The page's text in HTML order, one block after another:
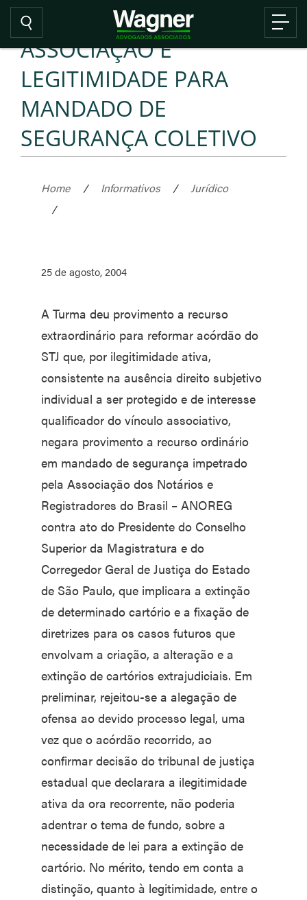
ASSOCIAÇÃO E
LEGITIMIDADE PARA
MANDADO DE
SEGURANÇA COLETIVO
Home / Informativos /
Jurídico
/
25 de agosto, 2004
A Turma deu provimento a recurso
extraordinário para reformar acórdão do
STJ que, por ilegitimidade ativa,
consistente na ausência direito subjetivo
individual a ser protegido e de interesse
qualificador do vínculo associativo,
negara provimento a recurso ordinário
em mandado de segurança impetrado
pela Associação dos Notários e
Registradores do Brasil – ANOREG
contra ato do Presidente do Conselho
Superior da Magistratura e do
Corregedor Geral de Justiça do Estado
de São Paulo, que implicara a extinção
de determinado cartório e a fixação de
diretrizes para os casos futuros que
envolvam a criação, a alteração e a
extinção de cartórios extrajudiciais. Em
preliminar, rejeitou-se a alegação de
ofensa ao devido processo legal, uma
vez que o acórdão recorrido, ao
confirmar decisão do tribunal de justiça
estadual que declarara a ilegitimidade
ativa da ora recorrente, não poderia
adentrar o tema de fundo, sobre a
necessidade de lei para a extinção de
cartório. No mérito, tendo em conta a
distinção, quanto à legitimidade, entre o